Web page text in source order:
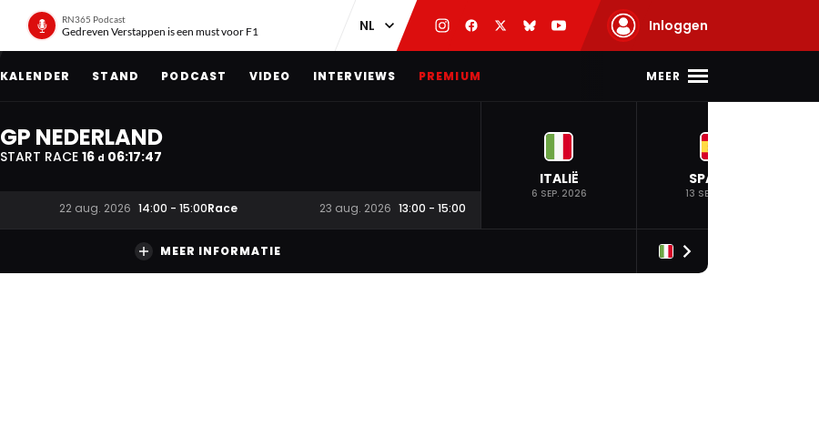
RN365 Podcast
Gedreven Verstappen is een must voor F1 Inloggen
KALENDER STAND PODCAST VIDEO INTERVIEWS PREMIUM MEER
GP NEDERLAND
START RACE 16 d 06:17:46
22 aug. 2026 14:00 - 15:00Race 23 aug. 2026 13:00 - 15:00
ITALIË
6 SEP. 2026
SPANJE
13 SEP. 2026
MEER INFORMATIE